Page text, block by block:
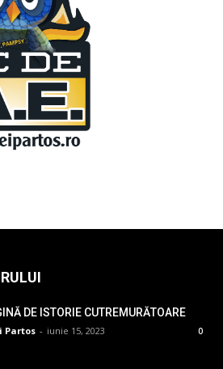
DE ISTORIE CUTREMURĂTOARE
Partos - iunie 15, 2023 0